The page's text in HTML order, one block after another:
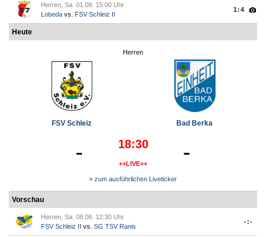
Herren, Sa. 01.08. 15:00 Uhr
Lobeda vs. FSV Schleiz II
1:4
Heute
Herren
FSV Schleiz Bad Berka
- 18:30
++LIVE++ -
» zum ausführlichen Liveticker
Vorschau
Herren, Sa. 08.08. 12:30 Uhr
FSV Schleiz II vs. SG TSV Ranis
-:-